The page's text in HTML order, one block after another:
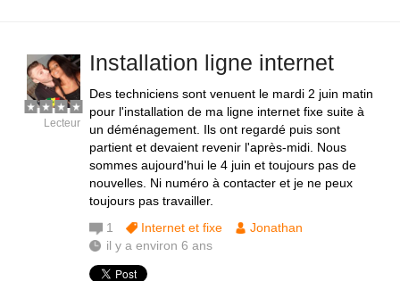
Installation ligne internet
Des techniciens sont venuent le mardi 2 juin matin
pour l'installation de ma ligne internet fixe suite à
un déménagement. Ils ont regardé puis sont
partient et devaient revenir l'après-midi. Nous
sommes aujourd'hui le 4 juin et toujours pas de
nouvelles. Ni numéro à contacter et je ne peux
toujours pas travailler.
Lecteur
1 Internet et fixe
Jonathan
il y a environ 6 ans